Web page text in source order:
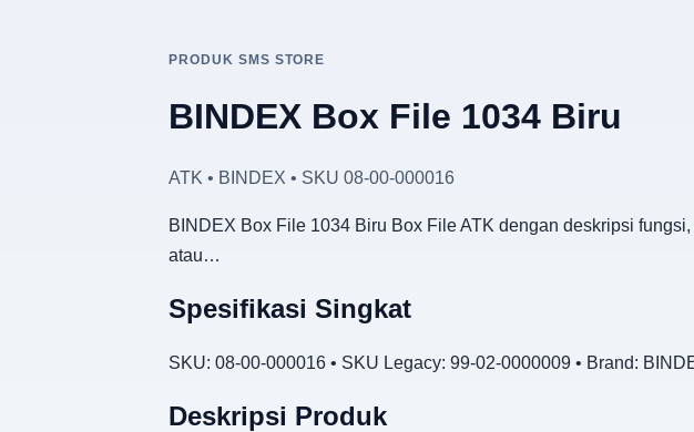
PRODUK SMS STORE
BINDEX Box File 1034 Biru
ATK • BINDEX • SKU 08-00-000016
BINDEX Box File 1034 Biru Box File ATK dengan deskripsi
atau…
Spesifikasi Singkat
SKU: 08-00-000016 • SKU Legacy: 99-02-0000009 • Brand:
Deskripsi Produk